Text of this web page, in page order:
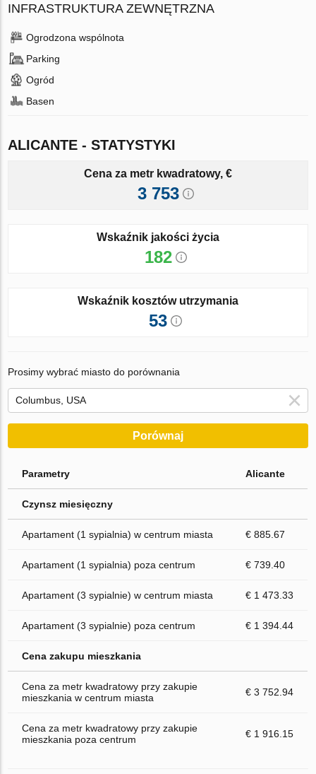
INFRASTRUKTURA ZEWNĘTRZNA
Ogrodzona wspólnota
Parking
Ogród
Basen
ALICANTE - STATYSTYKI
Cena za metr kwadratowy, €
3 753
Wskaźnik jakości życia
182
Wskaźnik kosztów utrzymania
53
Prosimy wybrać miasto do porównania
Porównaj
Parametry Alicante
Czynsz miesięczny
Apartament (1 sypialnia) w centrum miasta € 885.67
Apartament (1 sypialnia) poza centrum € 739.40
Apartament (3 sypialnie) w centrum miasta € 1 473.33
Apartament (3 sypialnie) poza centrum € 1 394.44
Cena zakupu mieszkania
Cena za metr kwadratowy przy zakupie
mieszkania w centrum miasta
€ 3 752.94
Cena za metr kwadratowy przy zakupie
mieszkania poza centrum
€ 1 916.15